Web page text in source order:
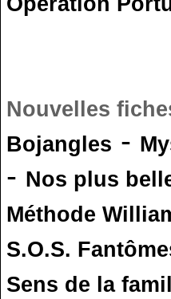
Nouvelles
Bojangles -
- Nos plus
Méthode
S.O.S.
Sens de la